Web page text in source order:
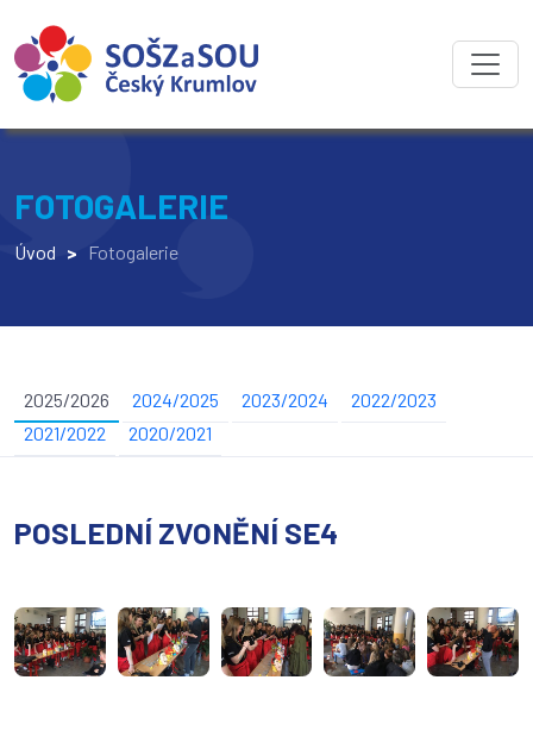
FOTOGALERIE
Úvod > Fotogalerie
2025/2026 2024/2025 2023/2024
2022/2023
2021/2022
2020/2021
POSLEDNÍ ZVONĚNÍ SE4